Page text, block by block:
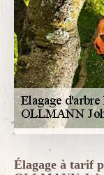
Élagage à tarif